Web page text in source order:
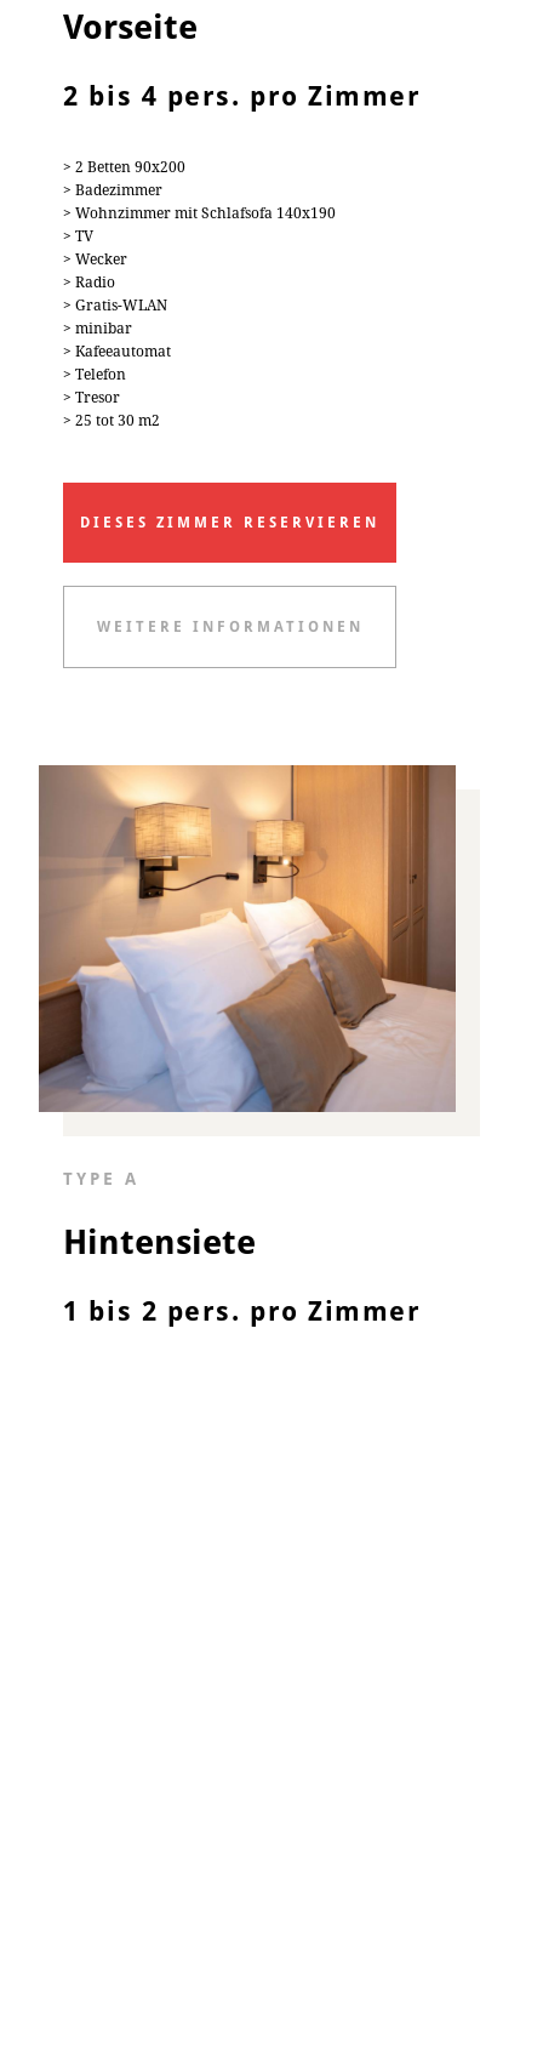
Vorseite
2 bis 4 pers. pro Zimmer
> 2 Betten 90x200
> Badezimmer
> Wohnzimmer mit Schlafsofa 140x190
> TV
> Wecker
> Radio
> Gratis-WLAN
> minibar
> Kafeeautomat
> Telefon
> Tresor
> 25 tot 30 m2
DIESES ZIMMER RESERVIEREN
WEITERE INFORMATIONEN
TYPE A
Hintensiete
1 bis 2 pers. pro Zimmer